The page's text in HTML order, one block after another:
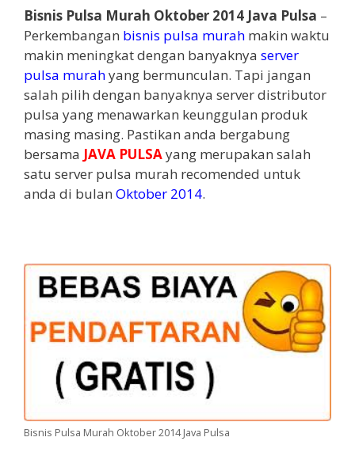
Bisnis Pulsa Murah Oktober 2014 Java Pulsa –
Perkembangan bisnis pulsa murah makin waktu
makin meningkat dengan banyaknya server
pulsa murahyang bermunculan. Tapi jangan
salah pilih dengan banyaknya server distributor
pulsa yang menawarkan keunggulan produk
masing masing. Pastikan anda bergabung
bersama JAVA PULSAyang merupakan salah
satu server pulsa murah recomended untuk
anda di bulan Oktober 2014.
Bisnis Pulsa Murah Oktober 2014 Java Pulsa